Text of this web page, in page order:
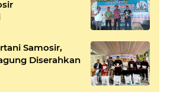
Samosir,
Diserahkan